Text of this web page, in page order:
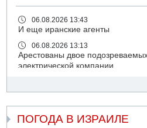
06.08.2026 13:43
И еще иранские агенты
06.08.2026 13:13
Арестованы двое
электрической компании
Возле Кирьят-Арбы пожар на
06.08.2026 12:06
США не будут давить на Израиль
ПОГОДА В ИЗРАИЛЕ